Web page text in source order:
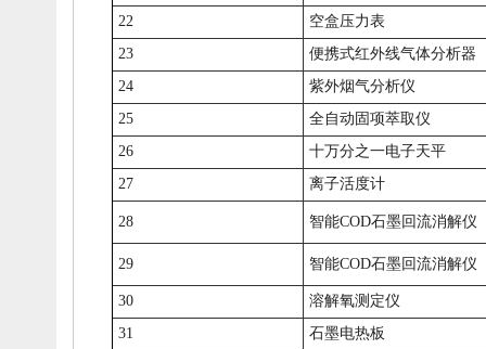
22
空盒压力表
23
便携式红外线气体分析器
24
紫外烟气分析仪
25
全自动固项萃取仪
26
十万分之一电子天平
27
离子活度计
28 智能COD石墨回流消解仪
29 智能COD石墨回流消解仪
30 溶解氧测定仪
31
石墨电热板